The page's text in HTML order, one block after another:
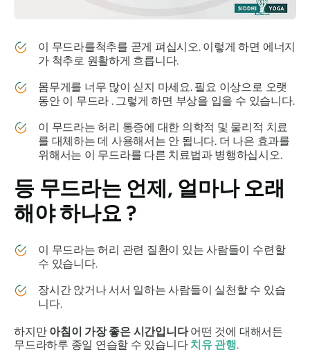
이 무드라를척추를 곧게 펴십시오. 이렇게 하면 에너지
가 척추로 원활하게 흐릅니다.
몸무게를 너무 많이 싣지 마세요. 필요 이상으로 오랫
동안 이 무드라 . 그렇게 하면 부상을 입을 수 있습니다.
이 무드라는 허리 통증에 대한 의학적 및 물리적 치료
를 대체하는 데 사용해서는 안 됩니다. 더 나은 효과를
위해서는 이 무드라를 다른 치료법과 병행하십시오.
등 무드라는 언제, 얼마나 오래
해야 하나요 ?
이 무드라는 허리 관련 질환이 있는 사람들이 수련할
수 있습니다.
장시간 앉거나 서서 일하는 사람들이 실천할 수 있습
니다.
하지만 아침이 가장 좋은 시간입니다어떤 것에 대해서든
무드라하루 종일 연습할 수 있습니다 치유 관행.